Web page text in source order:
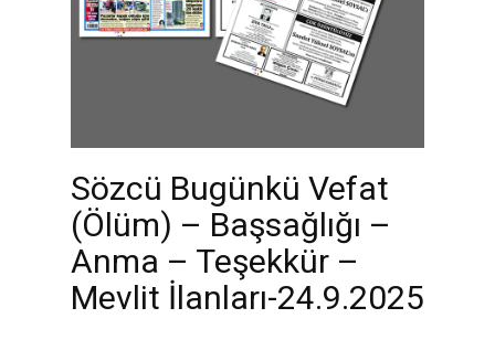
Sözcü Bugünkü Vefat
(Ölüm) – Başsağlığı –
Anma – Teşekkür –
Mevlit İlanları-24.9.2025